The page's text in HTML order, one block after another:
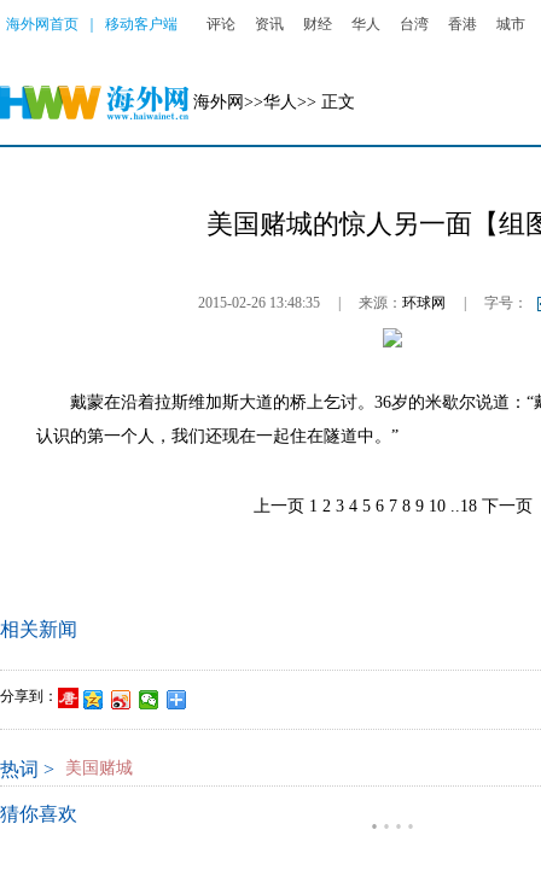
海外网首页 移动客户端 评论 资讯 财经 华人 台湾 香港 城市
海外网 >>华人>> 正文
美国赌城的惊人另一面【组
2015-02-26 13:48:35 来源： 环球网 字号：
戴蒙在沿着拉斯维加斯大道的桥上乞讨。36岁的米歇尔说道：“
认识的第一个人，我们还现在一起住在隧道中。”
上一页 1 2 3 4 5 6 7 8 9 10..18 下一页
相关新闻
分享到：
热词 > 美国赌城
猜你喜欢 ····